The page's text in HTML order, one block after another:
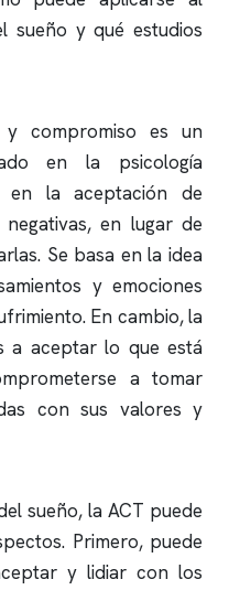
sueño y qué estudios
compromiso es un
en la psicología
en la aceptación de
en lugar de
Se basa en la idea
y emociones
En cambio, la
a aceptar lo que está
a tomar
con sus valores y
sueño, la ACT puede
Primero, puede
y lidiar con los